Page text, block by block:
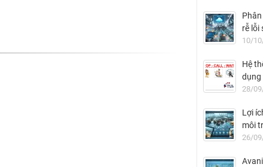
rễ lỗi
MES
10/
Hệ
dụng
đại
28/
Lợi
môi
thời
26/